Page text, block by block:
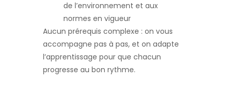
de l’environnement et aux
normes en vigueur
Aucun prérequis complexe : on vous
accompagne pas à pas, et on adapte
l’apprentissage pour que chacun
progresse au bon rythme.